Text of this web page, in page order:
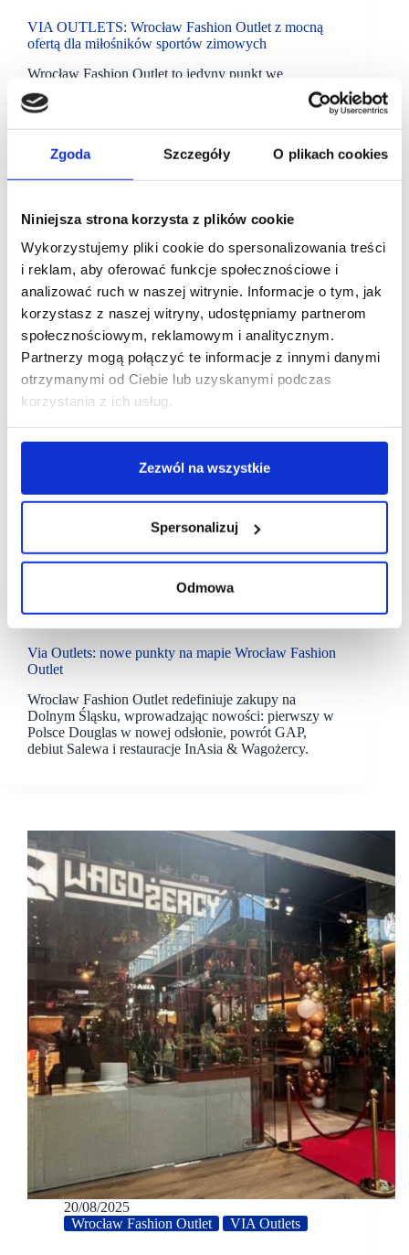
Zgoda Szczegóły O plikach cookies
Niniejsza strona korzysta z plików cookie
Wykorzystujemy pliki cookie do spersonalizowania treści
i reklam, aby oferować funkcje społecznościowe i
analizować ruch w naszej witrynie. Informacje o tym, jak
korzystasz z naszej witryny, udostępniamy partnerom
społecznościowym, reklamowym i analitycznym.
Partnerzy mogą połączyć te informacje z innymi danymi
otrzymanymi od Ciebie lub uzyskanymi podczas
korzystania z ich usług.
Zezwól na wszystkie
Spersonalizuj
Odmowa
VIA OUTLETS: Wrocław Fashion Outlet z mocną
ofertą dla miłośników sportów zimowych
Wrocław Fashion Outlet to jedyny punkt we
Wrocławiu, w którym można znaleźć tak szeroki
wybór brandów outdoorowych w jednym miejscu.
VIA Outlets
Wrocław Fashion Outlet
Via Outlets: nowe punkty na mapie Wrocław Fashion
Outlet
Wrocław Fashion Outlet redefiniuje zakupy na
Dolnym Śląsku, wprowadzając nowości: pierwszy w
Polsce Douglas w nowej odsłonie, powrót GAP,
debiut Salewa i restauracje InAsia & Wagożercy.
20/08/2025
Wrocław Fashion Outlet
VIA Outlets